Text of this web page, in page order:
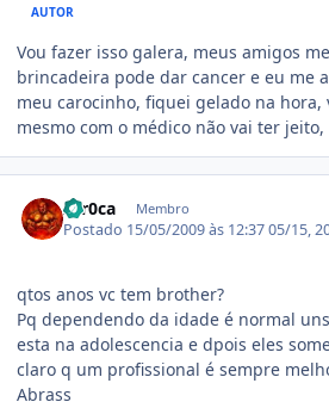
AUTOR
Vou fazer isso galera, meus amigos
brincadeira pode dar cancer e eu me
meu carocinho, fiquei gelado na
mesmo com o médico não vai ter
zer0ca Membro
Postado 15/05/2009 às 12:3705/15,
qtos anos vc tem brother?
Pq dependendo da idade é normal
esta na adolescencia e dpois eles
claro q um profissional é sempre
Abrass